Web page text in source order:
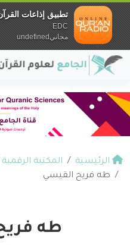
الرئيسية المكتبة الرقمية
طه فريح القيسي
طه
تطبيق إذاعات
EDC
مجانيundefined